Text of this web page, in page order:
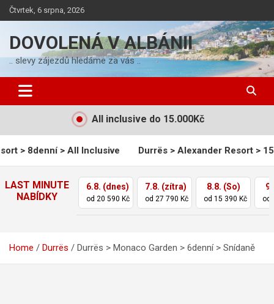
Skip
to
Čtvrtek, 6 srpna, 2026
DOVOLENÁ V ALBÁNII
.. slevy zájezdů hledáme za vás ..
All inclusive do 15.000Kč
Inclusive Durrës > Alexander Resort > 15denní > All
LAST MINUTE
NABÍDKY
6.8. (dnes)
od 20 590 Kč
7.8. (zítra)
od 27 790 Kč
8.8. (So)
od 15 390 Kč od
Home Durrës Durrës > Monaco Garden > 6denní > Snídaně